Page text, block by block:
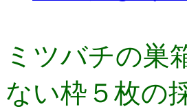
ミツバチの巣
ない枠５枚の